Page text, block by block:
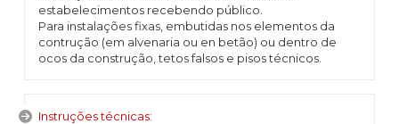
estabelecimentos recebendo público.
Para instalações fixas, embutidas nos elementos da
contrução (em alvenaria ou en betão) ou dentro de
ocos da construção, tetos falsos e pisos técnicos.
Instruções técnicas: